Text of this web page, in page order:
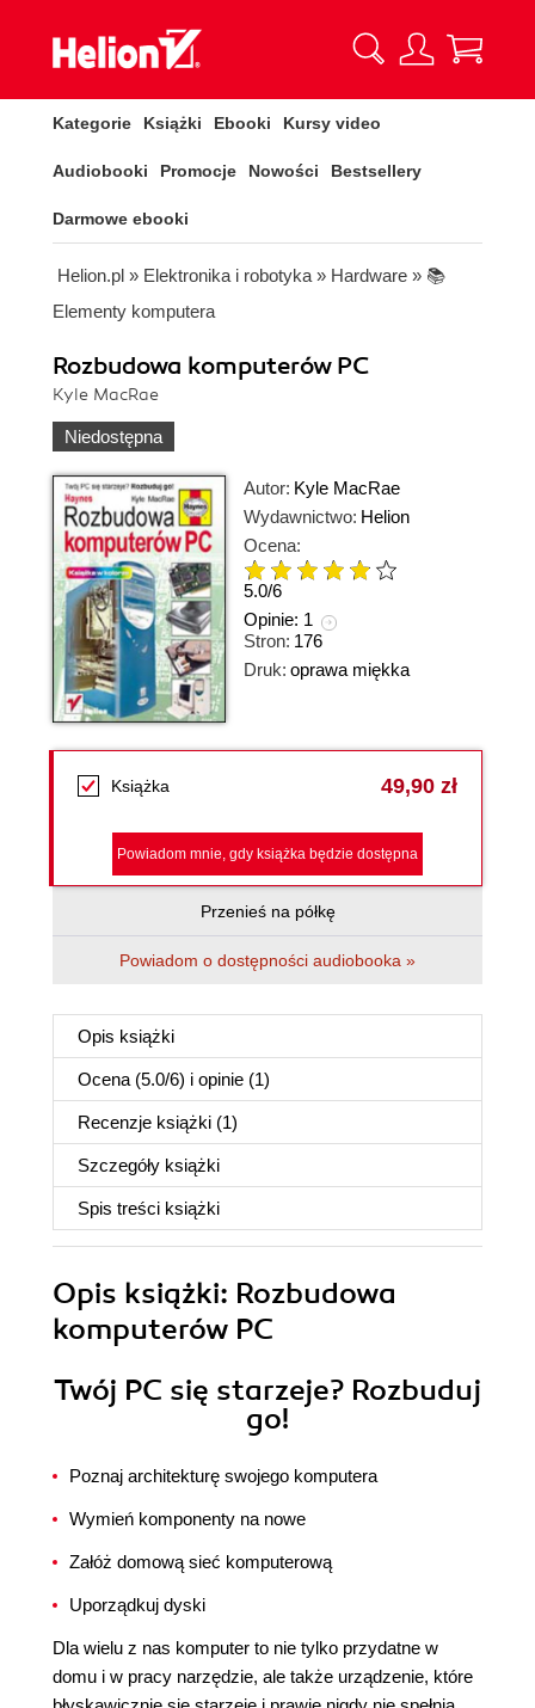
Kategorie Książki Ebooki Kursy video
Audiobooki Promocje Nowości Bestsellery
Darmowe ebooki
Helion.pl » Elektronika i robotyka » Hardware » 📚
Elementy komputera
Rozbudowa komputerów PC
Kyle MacRae
Niedostępna
Autor: Kyle MacRae
Wydawnictwo: Helion
Ocena:
5.0/6
Opinie: 1
Stron: 176
Druk: oprawa miękka
Książka 49,90 zł
Powiadom mnie, gdy książka będzie dostępna
Przenieś na półkę
Powiadom o dostępności audiobooka »
Opis książki
Ocena (5.0/6) i opinie (1)
Recenzje książki (1)
Szczegóły książki
Spis treści książki
Opis książki: Rozbudowa
komputerów PC
Twój PC się starzeje? Rozbuduj
go!
Poznaj architekturę swojego komputera
Wymień komponenty na nowe
Załóż domową sieć komputerową
Uporządkuj dyski
Dla wielu z nas komputer to nie tylko przydatne w
domu i w pracy narzędzie, ale także urządzenie, które